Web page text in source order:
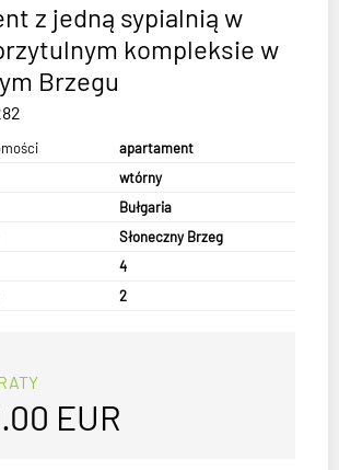
z jedną sypialnią w
kompleksie w
Brzegu
apartament
wtórny
Bułgaria
Słoneczny Brzeg
4
2
EUR